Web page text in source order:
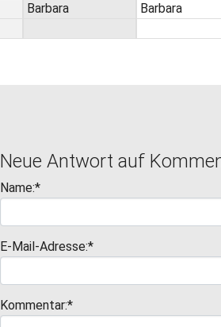
Barbara Barbara
Neue Antwort auf
Name:*
E-Mail-Adresse:*
Kommentar:*